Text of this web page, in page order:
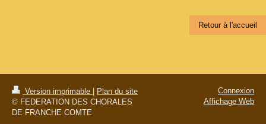
Retour à l'accueil
Version imprimable | Plan du site
© FEDERATION DES CHORALES
DE FRANCHE COMTE
Connexion
Affichage Web